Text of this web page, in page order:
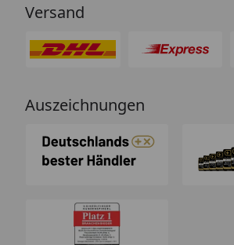
Versand
Auszeichnungen